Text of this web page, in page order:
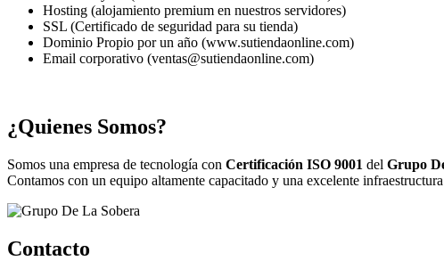
Hosting (alojamiento premium en nuestros servidores)
SSL (Certificado de seguridad para su tienda)
Dominio Propio por un año (www.sutiendaonline.com)
Email corporativo (ventas@sutiendaonline.com)
¿Quienes Somos?
Somos una empresa de tecnología con Certificación ISO 9001 del Grupo
Contamos con un equipo altamente capacitado y una excelente
Contacto